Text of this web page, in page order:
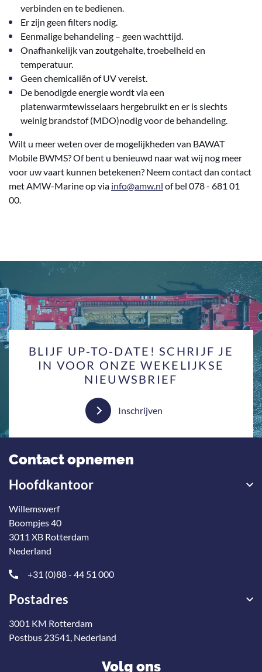
verbinden en te bedienen.
Er zijn geen filters nodig.
Eenmalige behandeling – geen wachttijd.
Onafhankelijk van zoutgehalte, troebelheid en
temperatuur.
Geen chemicaliën of UV vereist.
De benodigde energie wordt via een
platenwarmtewisselaars hergebruikt en er is slechts
weinig brandstof (MDO)nodig voor de behandeling.
Wilt u meer weten over de mogelijkheden van BAWAT
Mobile BWMS? Of bent u benieuwd naar wat wij nog meer
voor uw vaart kunnen betekenen? Neem contact dan contact
met AMW-Marine op via info@amw.nl of bel 078 - 681 01
00.
BLIJF UP-TO-DATE! SCHRIJF JE
IN VOOR ONZE WEKELIJKSE
NIEUWSBRIEF
Inschrijven
Contact opnemen
Hoofdkantoor
Willemswerf
Boompjes 40
3011 XB Rotterdam
Nederland
+31 (0)88 - 44 51 000
Postadres
3001 KM Rotterdam
Postbus 23541, Nederland
Volg ons